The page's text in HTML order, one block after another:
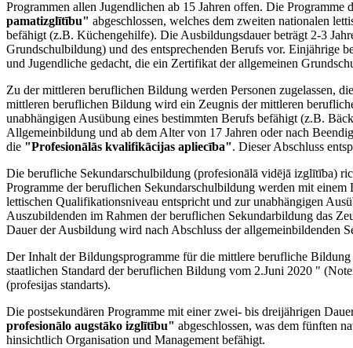
Programmen allen Jugendlichen ab 15 Jahren offen. Die
pamatizglītību" abgeschlossen, welches dem zweiten nationalen
befähigt (z.B. Küchengehilfe). Die Ausbildungsdauer beträgt 2-3
Grundschulbildung) und des entsprechenden Berufs vor. Einjährige
und Jugendliche gedacht, die ein Zertifikat der allgemeinen
Zu der mittleren beruflichen Bildung werden Personen zugelassen,
mittleren beruflichen Bildung wird ein Zeugnis der mittleren
unabhängigen Ausübung eines bestimmten Berufs befähigt (z.B.
Allgemeinbildung und ab dem Alter von 17 Jahren oder nach
die "Profesionālās kvalifikācijas apliecība". Dieser Abschluss
Die berufliche Sekundarschulbildung (profesionālā vidējā izglītība)
Programme der beruflichen Sekundarschulbildung werden mit
lettischen Qualifikationsniveau entspricht und zur unabhängigen
Auszubildenden im Rahmen der beruflichen Sekundarbildung das
Dauer der Ausbildung wird nach Abschluss der allgemeinbildenden
Der Inhalt der Bildungsprogramme für die mittlere berufliche
staatlichen Standard der beruflichen Bildung vom 2.Juni 2020 "
(profesijas standarts).
Die postsekundären Programme mit einer zwei- bis dreijährigen
profesionālo augstāko izglītību" abgeschlossen, was dem fünften
hinsichtlich Organisation und Management befähigt.